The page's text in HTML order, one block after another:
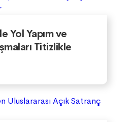
Yol Yapım ve
Titizlikle